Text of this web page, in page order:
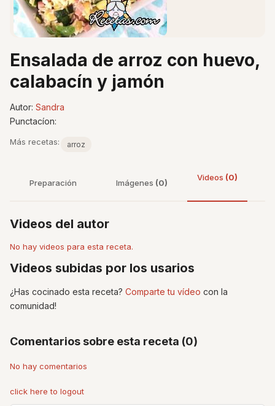
Ensalada de arroz con huevo,
calabacín y jamón
Autor: Sandra
Punctacíon:
Más recetas: arroz
Preparación Imágenes (0)
Videos (0)
Videos del autor
No hay videos para esta receta.
Videos subidas por los usarios
¿Has cocinado esta receta? Comparte tu vídeo con la
comunidad!
Comentarios sobre esta receta (0)
No hay comentarios
click here to logout